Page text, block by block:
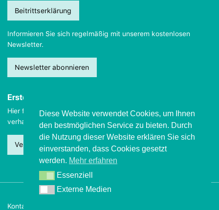
Beitrittserklärung
Informieren Sie sich regelmäßig mit unserem kostenlosen
Newsletter.
Newsletter abonnieren
Erste Hilfe
Hier finden Sie wichtige Informationen, wie Sie sichim Notfall
verhalten sollten.
Verhalten beim Grand mal
Kontakt
Diese Website verwendet Cookies, um Ihnen
den bestmöglichen Service zu bieten. Durch
die Nutzung dieser Website erklären Sie sich
einverstanden, dass Cookies gesetzt
werden. Mehr erfahren
EssenziellEssenziell
Externe Medien
Externe Medien